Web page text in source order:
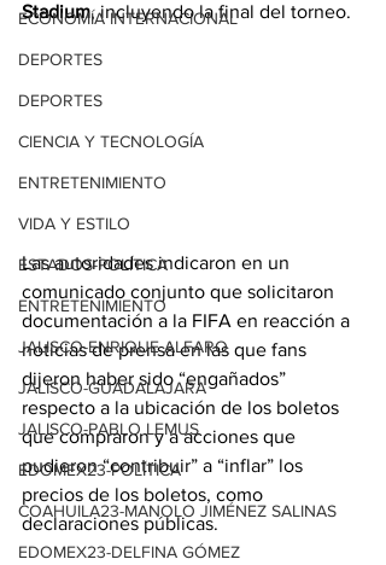
ECONOMÍA INTERNACIONAL
DEPORTES
DEPORTES
CIENCIA Y TECNOLOGÍA
ENTRETENIMIENTO
VIDA Y ESTILO
ESTADOS-POLÍTICA
ENTRETENIMIENTO
JALISCO-ENRIQUE ALFARO
JALISCO-GUADALAJARA
JALISCO-PABLO LEMUS
EDOMEX23-POLÍTICA
COAHUILA23-MANOLO JIMÉNEZ SALINAS
EDOMEX23-DELFINA GÓMEZ
Stadium, incluyendo la final del torneo.
Las autoridades indicaron en un
comunicado conjunto que solicitaron
documentación a la FIFA en reacción a
noticias de prensa en las que fans
dijeron haber sido “engañados”
respecto a la ubicación de los boletos
que compraron y a acciones que
pudieron “contribuir” a “inflar” los
precios de los boletos, como
declaraciones públicas.